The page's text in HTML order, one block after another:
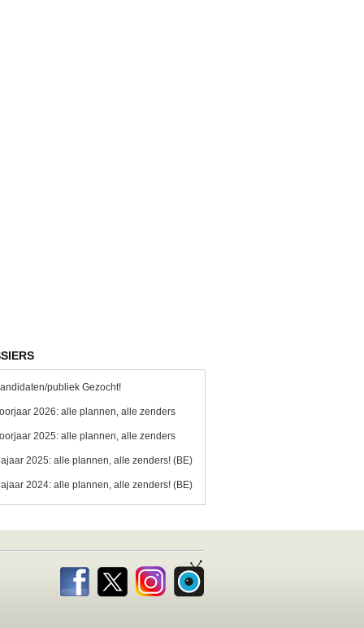
publiek Gezocht!
2026: alle plannen, alle zenders
2025: alle plannen, alle zenders
2025: alle plannen, alle zenders! (BE)
2024: alle plannen, alle zenders! (BE)